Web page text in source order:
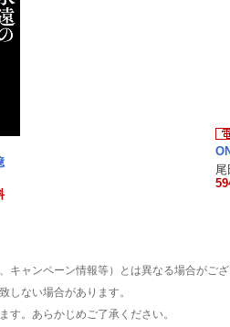
尾
ャンペーン情報等）とは異なる場合がござ
ない場合があります。
。あらかじめご了承ください。